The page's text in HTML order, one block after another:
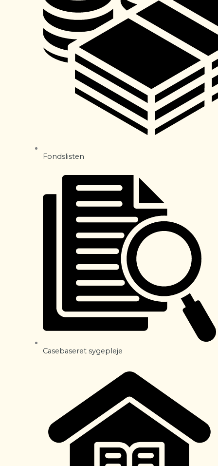
Fondslisten
Casebaseret sygepleje